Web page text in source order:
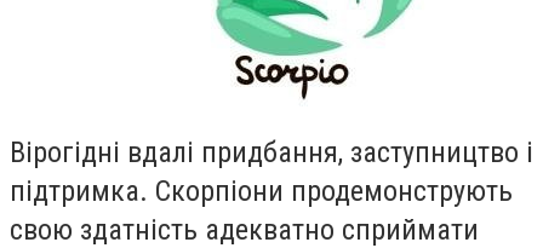
Вiрогiднi вдалi придбання, заступництво i
пiдтримка. Скорпiони продемонструють
свою здатнiсть адекватно сприймати